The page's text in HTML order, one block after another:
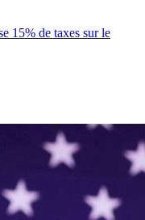
15% de taxes sur le